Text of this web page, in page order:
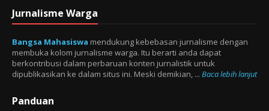
Jurnalisme Warga
Bangsa Mahasiswa mendukung kebebasan jurnalisme dengan
membuka kolom jurnalisme warga. Itu berarti anda dapat
berkontribusi dalam perbaruan konten jurnalistik untuk
dipublikasikan ke dalam situs ini. Meski demikian, ... Baca lebih lanjut
Panduan